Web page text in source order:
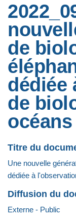
de
dédiée
de
océans
Titre du
Une nouvelle
dédiée à
Diffusion du
Externe - Public